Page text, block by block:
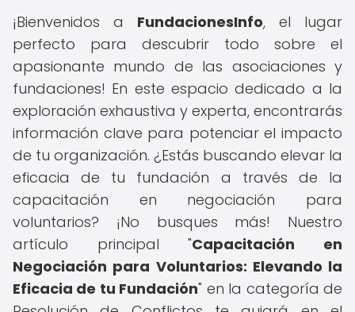
¡Bienvenidos a FundacionesInfo, el lugar
perfecto para descubrir todo sobre el
apasionante mundo de las asociaciones y
fundaciones! En este espacio dedicado a la
exploración exhaustiva y experta, encontrarás
información clave para potenciar el impacto
de tu organización. ¿Estás buscando elevar la
eficacia de tu fundación a través de la
capacitación en negociación para
voluntarios? ¡No busques más! Nuestro
artículo principal "Capacitación en
Negociación para Voluntarios: Elevando la
Eficacia de tu Fundación" en la categoría de